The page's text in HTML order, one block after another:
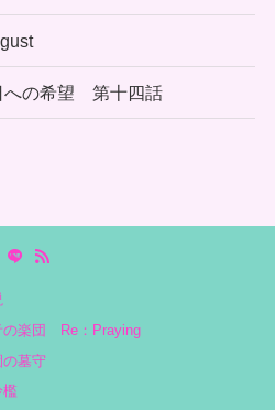
への希望 第十四話
の楽団 Re：Praying
の墓守
檻